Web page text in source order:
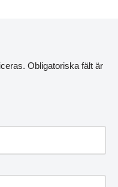
Obligatoriska fält är